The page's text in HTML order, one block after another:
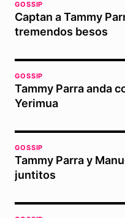
GOSSIP
Captan a Tammy
tremendos besos
GOSSIP
Tammy Parra anda
Yerimua
GOSSIP
Tammy Parra y
juntitos